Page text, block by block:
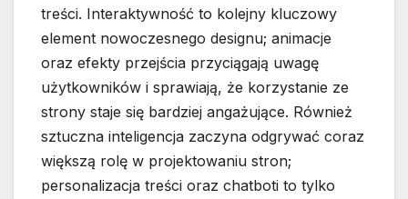
treści. Interaktywność to kolejny kluczowy
element nowoczesnego designu; animacje
oraz efekty przejścia przyciągają uwagę
użytkowników i sprawiają, że korzystanie ze
strony staje się bardziej angażujące. Również
sztuczna inteligencja zaczyna odgrywać coraz
większą rolę w projektowaniu stron;
personalizacja treści oraz chatboti to tylko